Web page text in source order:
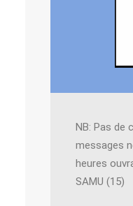
NB: Pas de
messages
heures
SAMU (15)